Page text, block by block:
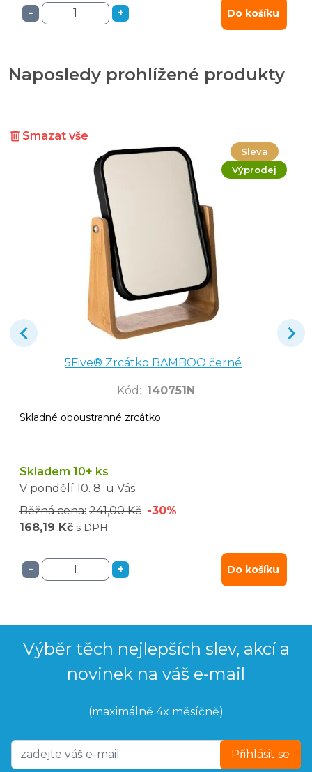
- + Do košíku
Naposledy prohlížené produkty
Smazat vše
Sleva
Výprodej
5Five® Zrcátko BAMBOO černé
Kód : 140751N
Skladné oboustranné zrcátko.
Skladem 10+ ks
V pondělí 10. 8. u Vás
Běžná cena: 241,00 Kč -30%
168,19 Kč s DPH
- + Do košíku
Výběr těch nejlepších slev, akcí a
novinek na váš e-mail
(maximálně 4x měsíčně)
Přihlásit se